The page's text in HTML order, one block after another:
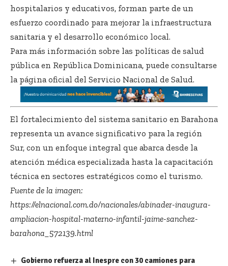
hospitalarios y educativos, forman parte de un
esfuerzo coordinado para mejorar la infraestructura
sanitaria y el desarrollo económico local.
Para más información sobre las políticas de salud
pública en República Dominicana, puede consultarse
la página oficial del Servicio Nacional de Salud.
El fortalecimiento del sistema sanitario en Barahona
representa un avance significativo para la región
Sur, con un enfoque integral que abarca desde la
atención médica especializada hasta la capacitación
técnica en sectores estratégicos como el turismo.
Fuente de la imagen:
https://elnacional.com.do/nacionales/abinader-inaugura-
ampliacion-hospital-materno-infantil-jaime-sanchez-
barahona_572139.html
Gobierno refuerza al Inespre con 30 camiones para